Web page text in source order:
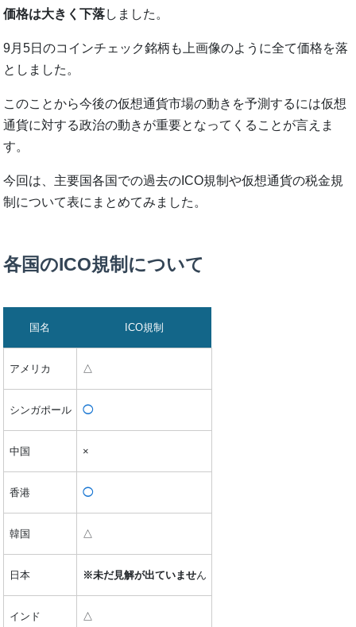
価格は大きく下落しました。
9月5日のコインチェック銘柄も上画像のように全て価格を落
としました。
このことから今後の仮想通貨市場の動きを予測するには仮想
通貨に対する政治の動きが重要となってくることが言えま
す。
今回は、主要国各国での過去のICO規制や仮想通貨の税金規
制について表にまとめてみました。
各国のICO規制について
国名 ICO規制
アメリカ △
シンガポール ◯
中国 ×
香港 ◯
韓国 △
日本 ※未だ見解が出ていません
インド △